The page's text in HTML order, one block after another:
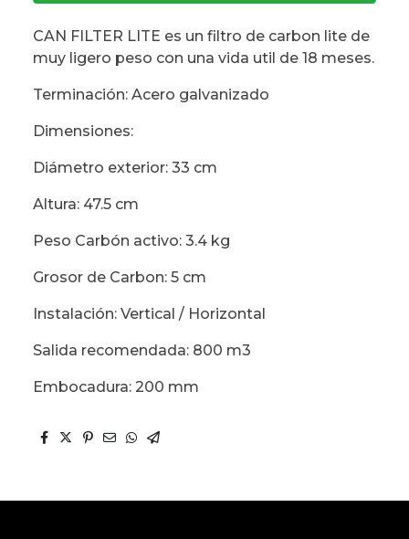
CAN FILTER LITE es un filtro de carbon lite de
muy ligero peso con una vida util de 18 meses.
Terminación: Acero galvanizado
Dimensiones:
Diámetro exterior: 33 cm
Altura: 47.5 cm
Peso Carbón activo: 3.4 kg
Grosor de Carbon: 5 cm
Instalación: Vertical / Horizontal
Salida recomendada: 800 m3
Embocadura: 200 mm